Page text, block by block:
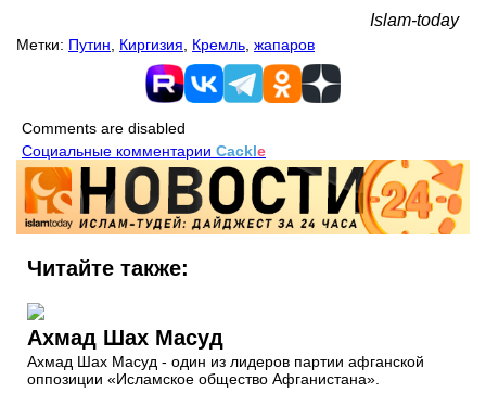
Islam-today
Метки: Путин Киргизия Кремль жапаров
Comments are disabled
Социальные комментарии Cackle
Читайте также:
Ахмад Шах Масуд
Ахмад Шах Масуд - один из лидеров партии афганской
оппозиции «Исламское общество Афганистана».